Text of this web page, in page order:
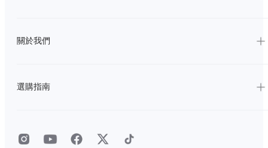
關於我們
選購指南